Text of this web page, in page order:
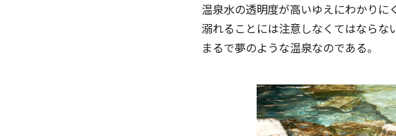
温泉⽔の透明度が高いゆえにわかりに
溺れることには注意しなくてはならな
まるで夢のような温泉なのである。